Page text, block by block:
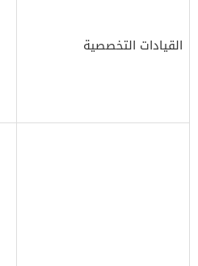
القيادات التخصصية